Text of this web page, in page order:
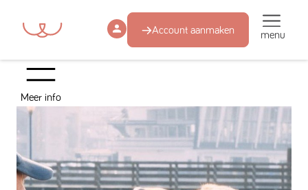
Account aanmaken menu
Meer info